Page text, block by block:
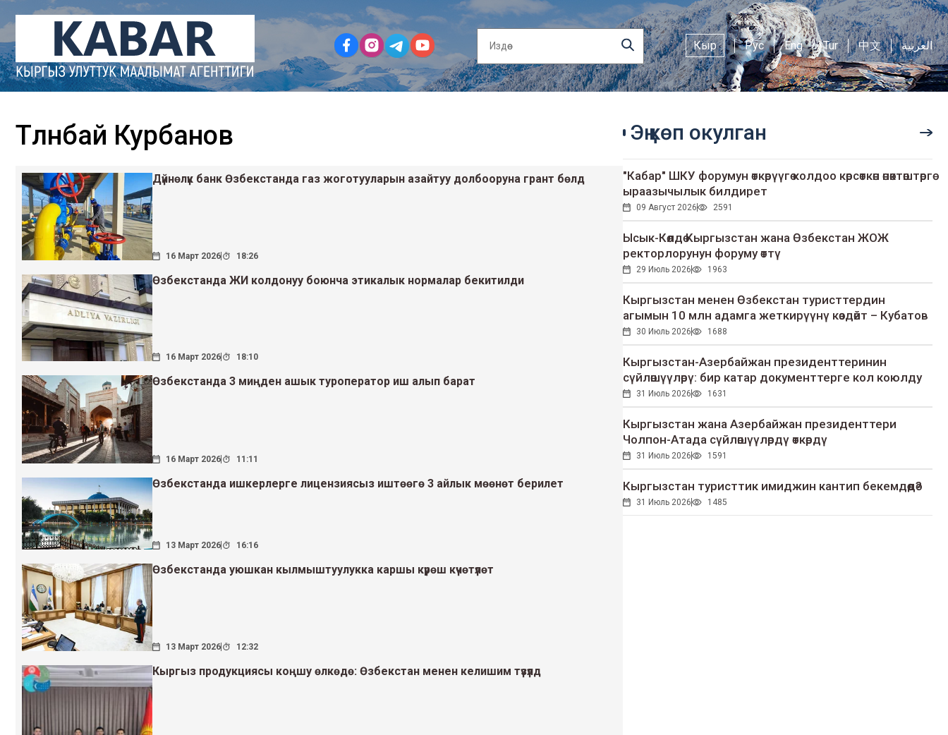
Кыр Рус Eng Tur 中文 العربية
Төлөнбай Курбанов
Дүйнөлүк банк Өзбекстанда газ жоготууларын азайтуу долбооруна грант бөлдү
16 Март 2026 18:26
Өзбекстанда ЖИ колдонуу боюнча этикалык нормалар бекитилди
16 Март 2026 18:10
Өзбекстанда 3 миңден ашык туроператор иш алып барат
16 Март 2026 11:11
Өзбекстанда ишкерлерге лицензиясыз иштөөгө 3 айлык мөөнөт берилет
13 Март 2026 16:16
Өзбекстанда уюшкан кылмыштуулукка каршы күрөш күчөтүлөт
13 Март 2026 12:32
Кыргыз продукциясы коңшу өлкөдө: Өзбекстан менен келишим түзүлдү
Эң көп окулган
"Кабар" ШКУ форумун өткөрүүгө колдоо көрсөткөн өнөктөштөргө
ыраазычылык билдирет
09 Август 2026 2591
Ысык-Көлдө Кыргызстан жана Өзбекстан ЖОЖ
ректорлорунун форуму өттү
29 Июль 2026 1963
Кыргызстан менен Өзбекстан туристтердин
агымын 10 млн адамга жеткирүүнү көздөйт – Кубатов
30 Июль 2026 1688
Кыргызстан-Азербайжан президенттеринин
сүйлөшүүлөрү: бир катар документтерге кол коюлду
31 Июль 2026 1631
Кыргызстан жана Азербайжан президенттери
Чолпон-Атада сүйлөшүүлөрдү өткөрдү
31 Июль 2026 1591
Кыргызстан туристтик имиджин кантип бекемдөөдө?
31 Июль 2026 1485